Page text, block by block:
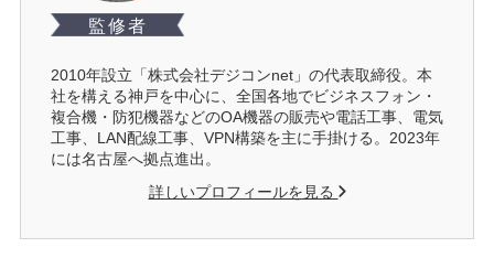
監修者
2010年設立「株式会社デジコンnet」の代表取締役。本
社を構える神戸を中心に、全国各地でビジネスフォン・
複合機・防犯機器などのOA機器の販売や電話工事、電気
工事、LAN配線工事、VPN構築を主に手掛ける。2023年
には名古屋へ拠点進出。
詳しいプロフィールを見る